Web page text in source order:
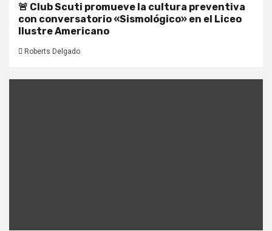
🚨 Club Scuti promueve la cultura preventiva
con conversatorio «Sismológico» en el Liceo
Ilustre Americano
Roberts Delgado